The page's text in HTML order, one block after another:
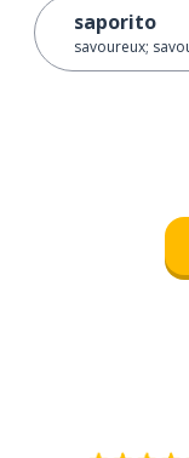
saporito
savoureux;